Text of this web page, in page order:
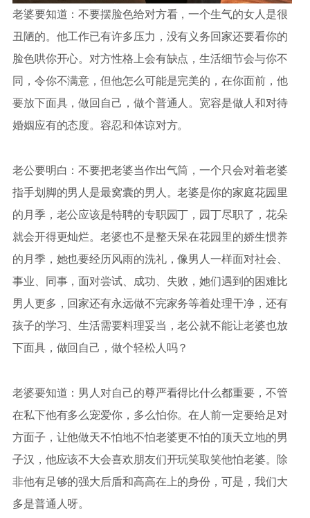
老婆要知道：不要摆脸色给对方看，一个生气的女人是很
丑陋的。他工作已有许多压力，没有义务回家还要看你的
脸色哄你开心。对方性格上会有缺点，生活细节会与你不
同，令你不满意，但他怎么可能是完美的，在你面前，他
要放下面具，做回自己，做个普通人。宽容是做人和对待
婚姻应有的态度。容忍和体谅对方。
老公要明白：不要把老婆当作出气筒，一个只会对着老婆
指手划脚的男人是最窝囊的男人。老婆是你的家庭花园里
的月季，老公应该是特聘的专职园丁，园丁尽职了，花朵
就会开得更灿烂。老婆也不是整天呆在花园里的娇生惯养
的月季，她也要经历风雨的洗礼，像男人一样面对社会、
事业、同事，面对尝试、成功、失败，她们遇到的困难比
男人更多，回家还有永远做不完家务等着处理干净，还有
孩子的学习、生活需要料理妥当，老公就不能让老婆也放
下面具，做回自己，做个轻松人吗？
老婆要知道：男人对自己的尊严看得比什么都重要，不管
在私下他有多么宠爱你，多么怕你。在人前一定要给足对
方面子，让他做天不怕地不怕老婆更不怕的顶天立地的男
子汉，他应该不大会喜欢朋友们开玩笑取笑他怕老婆。除
非他有足够的强大后盾和高高在上的身份，可是，我们大
多是普通人呀。